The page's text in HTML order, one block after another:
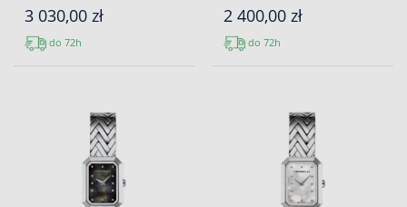
3 030,00 zł
do 72h
2 400,00 zł
do 72h